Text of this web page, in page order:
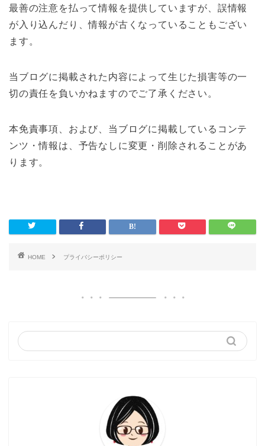
最善の注意を払って情報を提供していますが、誤情報
が入り込んだり、情報が古くなっていることもござい
ます。
当ブログに掲載された内容によって生じた損害等の一
切の責任を負いかねますのでご了承ください。
本免責事項、および、当ブログに掲載しているコンテ
ンツ・情報は、予告なしに変更・削除されることがあ
ります。
HOME プライバシーポリシー